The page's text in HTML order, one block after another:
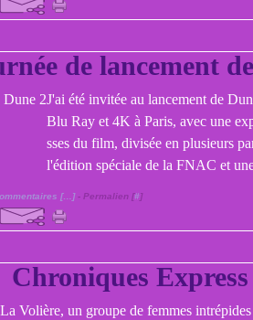
de lancement
J'ai été invitée au lancement de
Blu Ray et 4K à Paris, avec une
sses du film, divisée en plusieurs
l'édition spéciale de la FNAC et
[… ]- Permalien [#]
Chroniques Express
La Volière, un groupe de femmes